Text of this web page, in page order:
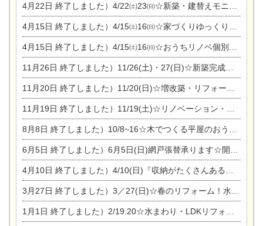
4月22日 終了しました）4/22㈯23㈰☆新築・建替えモニター募集個別相談会
4月15日 終了しました）4/15㈯16㈰☆家づくりゆっくりじっくり個別相談会
4月15日 終了しました）4/15㈯16㈰☆おうちリノベ個別相談会
11月26日 終了しました）11/26(土)・27(日)☆新築完成見学会 in一宮市あずら
11月20日 終了しました）11/20(日)☆増改築・リフォームまつり＆秋の味覚まつり＆芸術祭
11月19日 終了しました）11/19(土)☆リノベーション・家の修理まつり＆増改築・リフォームまつりin扶桑ゴルフ
8月8日 終了しました）10/8~16☆木でつくる平屋のおうちのつくり方【完全予約制】
6月5日 終了しました）6月5日(日)網戸張替承ります☆開催！
4月10日 終了しました）4/10(日)『収納がたくさんあるおうち現場見学会』
3月27日 終了しました）3／27(日)☆春のリフォーム！水まわりLDKリフォーム相談会&今がチャンス！エアコン相談会
1月1日 終了しました）2/19.20☆水まわり・LDKリフォーム相談会＆エアコン相談会